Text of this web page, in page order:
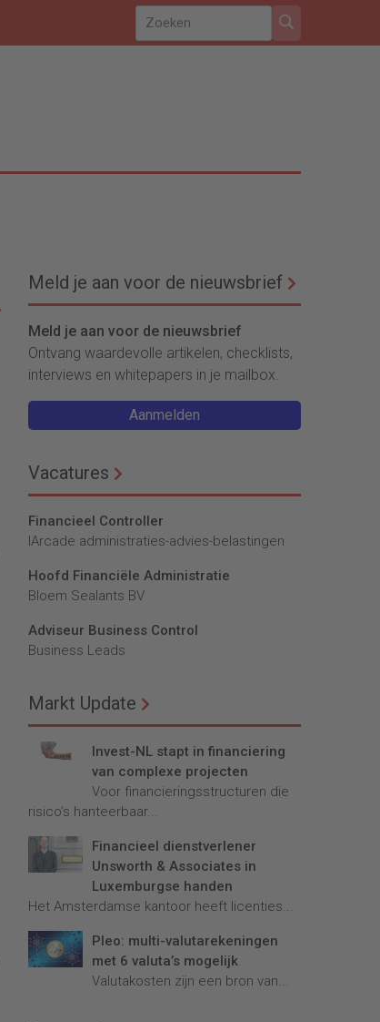
Meld je aan voor de nieuwsbrief
Meld je aan voor de nieuwsbrief
Ontvang waardevolle artikelen, checklists,
interviews en whitepapers in je mailbox.
Aanmelden
Vacatures
Financieel Controller
lArcade administraties-advies-belastingen
Hoofd Financiële Administratie
Bloem Sealants BV
Adviseur Business Control
Business Leads
Markt Update
Invest-NL stapt in financiering
van complexe projecten
Voor financieringsstructuren die
risico’s hanteerbaar...
Financieel dienstverlener
Unsworth & Associates in
Luxemburgse handen
Het Amsterdamse kantoor heeft licenties...
Pleo: multi-valutarekeningen
met 6 valuta’s mogelijk
Valutakosten zijn een bron van...